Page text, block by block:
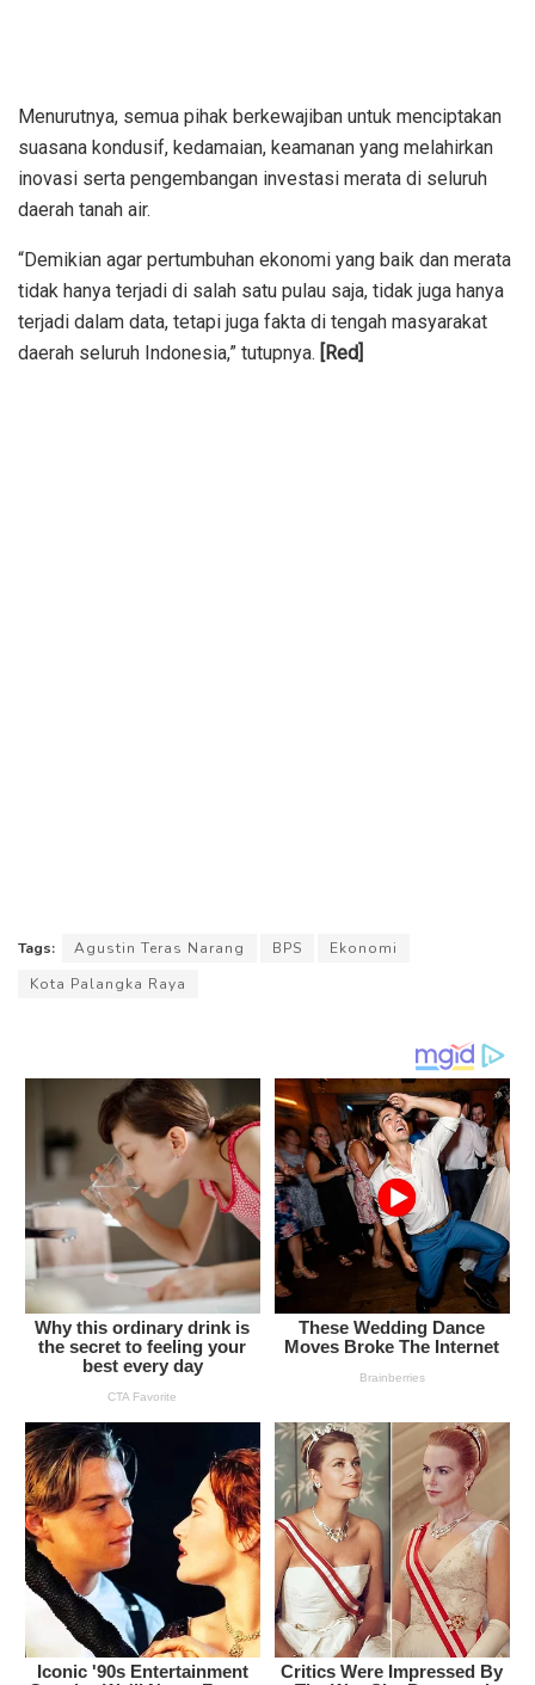
Menurutnya, semua pihak berkewajiban untuk menciptakan
suasana kondusif, kedamaian, keamanan yang melahirkan
inovasi serta pengembangan investasi merata di seluruh
daerah tanah air.
“Demikian agar pertumbuhan ekonomi yang baik dan merata
tidak hanya terjadi di salah satu pulau saja, tidak juga hanya
terjadi dalam data, tetapi juga fakta di tengah masyarakat
daerah seluruh Indonesia,” tutupnya. [Red]
Tags: Agustin Teras Narang BPS
Ekonomi
Kota Palangka Raya